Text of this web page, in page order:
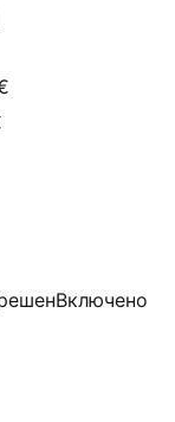
Включено